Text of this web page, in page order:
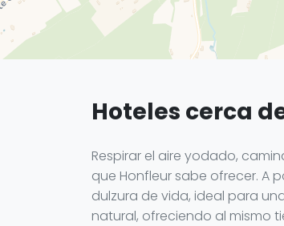
Hoteles cerca
Respirar el aire yodado,
que Honfleur sabe ofrecer. A
dulzura de vida, ideal para
natural, ofreciendo al mismo